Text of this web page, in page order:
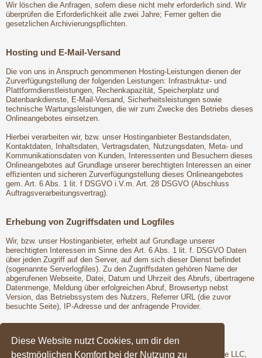
Diese Website nutzt Cookies, um dir den
bestmöglichen Komfort bei der Nutzung zu
Wir löschen die Anfragen, sofern diese nicht mehr erforderlich sind. Wir
überprüfen die Erforderlichkeit alle zwei Jahre; Ferner gelten die
gesetzlichen Archivierungspflichten.
Hosting und E-Mail-Versand
Die von uns in Anspruch genommenen Hosting-Leistungen dienen der
Zurverfügungstellung der folgenden Leistungen: Infrastruktur- und
Plattformdienstleistungen, Rechenkapazität, Speicherplatz und
Datenbankdienste, E-Mail-Versand, Sicherheitsleistungen sowie
technische Wartungsleistungen, die wir zum Zwecke des Betriebs dieses
Onlineangebotes einsetzen.
Hierbei verarbeiten wir, bzw. unser Hostinganbieter Bestandsdaten,
Kontaktdaten, Inhaltsdaten, Vertragsdaten, Nutzungsdaten, Meta- und
Kommunikationsdaten von Kunden, Interessenten und Besuchern dieses
Onlineangebotes auf Grundlage unserer berechtigten Interessen an einer
effizienten und sicheren Zurverfügungstellung dieses Onlineangebotes
gem. Art. 6 Abs. 1 lit. f DSGVO i.V.m. Art. 28 DSGVO (Abschluss
Auftragsverarbeitungsvertrag).
Erhebung von Zugriffsdaten und Logfiles
Wir, bzw. unser Hostinganbieter, erhebt auf Grundlage unserer
berechtigten Interessen im Sinne des Art. 6 Abs. 1 lit. f. DSGVO Daten
über jeden Zugriff auf den Server, auf dem sich dieser Dienst befindet
(sogenannte Serverlogfiles). Zu den Zugriffsdaten gehören Name der
abgerufenen Webseite, Datei, Datum und Uhrzeit des Abrufs, übertragene
Datenmenge, Meldung über erfolgreichen Abruf, Browsertyp nebst
Version, das Betriebssystem des Nutzers, Referrer URL (die zuvor
besuchte Seite), IP-Adresse und der anfragende Provider.
Google Fonts
Wir binden die Schriftarten ("Google Fonts") des Anbieters Google LLC,